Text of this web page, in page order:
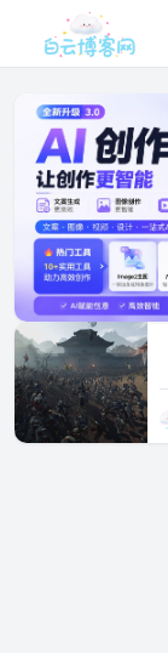
首页
网站源码
软件仓库
主题插件